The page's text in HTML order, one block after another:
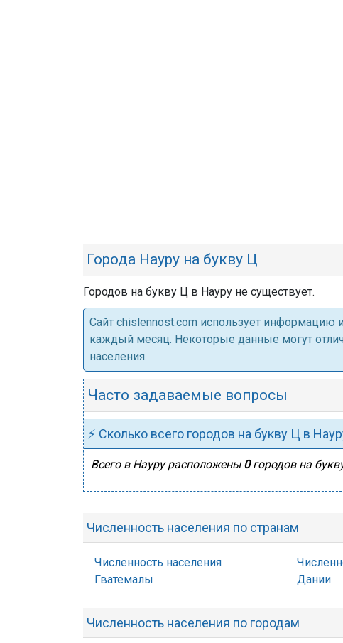
Города Науру на букву Ц
Городов на букву Ц в Науру не существует.
Cайт chislennost.com использует информацию
каждый месяц. Некоторые данные могут
населения.
Часто задаваемые вопросы
⚡ Сколько всего городов на букву Ц в
Всего в Науру расположены 0городов на
Численность населения по странам
Численность населения
Гватемалы
Дании
Численность населения по городам